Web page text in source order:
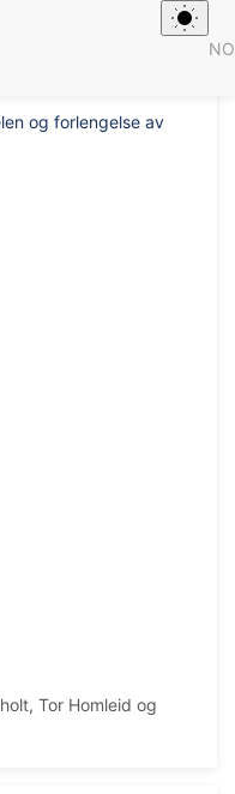
NO
og forlengelse av
Tor Homleid og